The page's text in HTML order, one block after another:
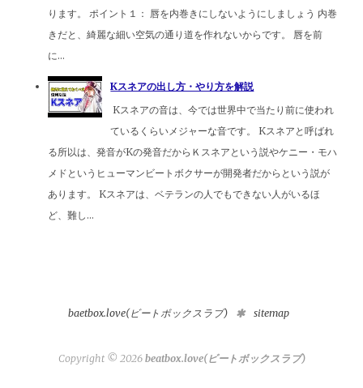
ります。 ポイント１： 唇を内巻きにしないようにしましょう 内巻
きだと、綺麗な細い空気の通り道を作れないからです。 唇を前
に...
Kスネアの出し方・やり方を解説
Kスネアの音は、今では世界中で当たり前に使われ
ているくらいメジャーな音です。 Kスネアと呼ばれ
る所以は、発音がKの発音だからＫスネアという説やケニー・モハ
メドというヒューマンビートボクサーが開発者だからという説が
あります。 Kスネアは、ベテランの人でもできない人がいるほ
ど、難し...
baetbox.love(ビートボックスラブ) sitemap
Copyright © 2026 beatbox.love(ビートボックスラブ)